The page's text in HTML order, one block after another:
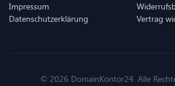
Impressum
Datenschutzerklärung
Vertrag
© 2026 DomainKontor24. Alle